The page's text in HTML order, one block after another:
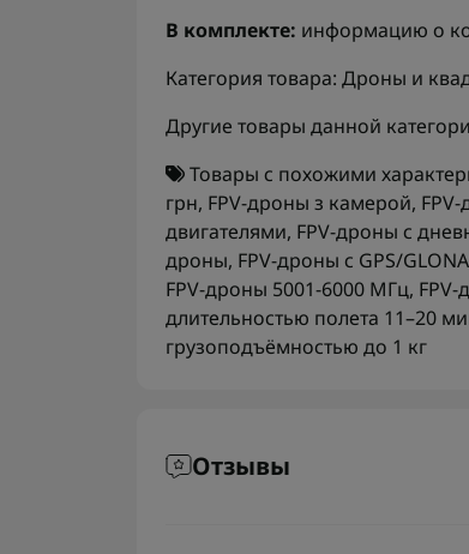
В комплекте: информацию о
Категория товара: Дроны и
Другие товары данной
Товары с похожими
грн, FPV-дроны з камерой,
двигателями, FPV-дроны с
дроны, FPV-дроны с GPS/
FPV-дроны 5001-6000 МГц,
длительностью полета 11–20
грузоподъёмностью до 1 кг
Отзывы